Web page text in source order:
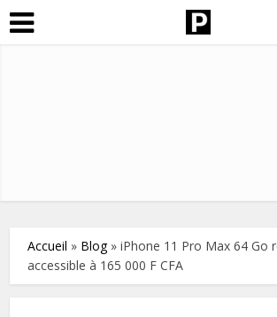
Accueil » Blog»iPhone 11 Pro Max 64 Go
accessible à 165 000 F CFA